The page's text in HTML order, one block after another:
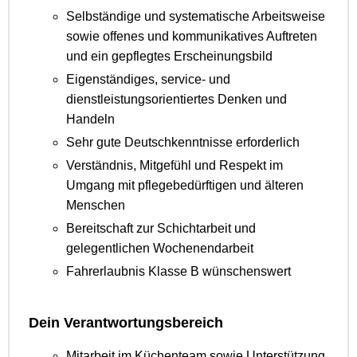
Selbständige und systematische Arbeitsweise
sowie offenes und kommunikatives Auftreten
und ein gepflegtes Erscheinungsbild
Eigenständiges, service- und
dienstleistungsorientiertes Denken und
Handeln
Sehr gute Deutschkenntnisse erforderlich
Verständnis, Mitgefühl und Respekt im
Umgang mit pflegebedürftigen und älteren
Menschen
Bereitschaft zur Schichtarbeit und
gelegentlichen Wochenendarbeit
Fahrerlaubnis Klasse B wünschenswert
Dein Verantwortungsbereich